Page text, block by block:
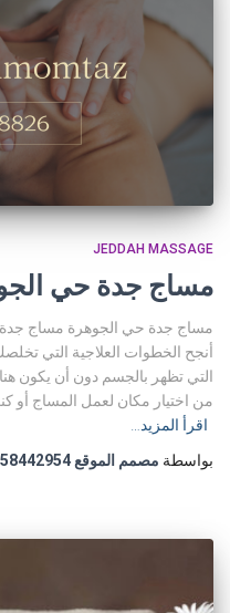
JEDDAH MASSAGE
مساج جدة حي الجوهرة
مساج جدة حي الجوهرة مساج جدة
أنجح الخطوات العلاجية التي
التي تظهر بالجسم دون أن يكون
من اختيار مكان لعمل المساج أو
اقرأ المزيد…
بواسطة مصمم الموقع 01558442954